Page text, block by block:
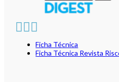
Ficha Técnica
Ficha Técnica Revista